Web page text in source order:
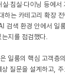
·침실·다이닝 등에서
하는 카테고리 확장 전
검색 환경 안에서 일
는지를 점검했다.
일룸의 핵심 고객층
질문을 설계하고,